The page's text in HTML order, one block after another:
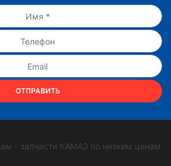
ОТПРАВИТЬ
- запчасти КАМАЗ по низким ценам